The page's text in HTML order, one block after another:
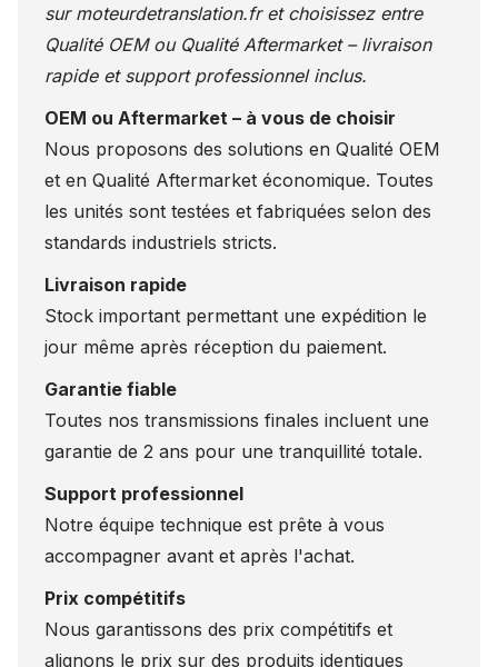
sur moteurdetranslation.fret choisissez entre
Qualité OEM ou Qualité Aftermarket – livraison
rapide et support professionnel inclus.
OEM ou Aftermarket – à vous de choisir
Nous proposons des solutions en Qualité OEM
et en Qualité Aftermarket économique. Toutes
les unités sont testées et fabriquées selon des
standards industriels stricts.
Livraison rapide
Stock important permettant une expédition le
jour même après réception du paiement.
Garantie fiable
Toutes nos transmissions finales incluent une
garantie de 2 ans pour une tranquillité totale.
Support professionnel
Notre équipe technique est prête à vous
accompagner avant et après l'achat.
Prix compétitifs
Nous garantissons des prix compétitifs et
alignons le prix sur des produits identiques